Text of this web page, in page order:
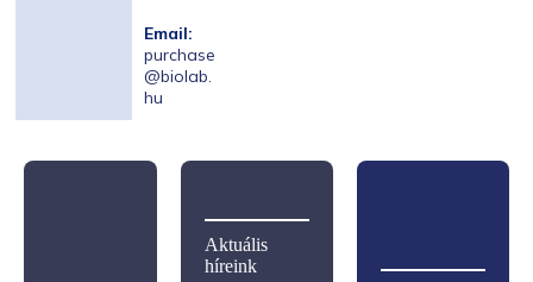
Email:
purchase
@biolab.
hu
Aktuális
híreink